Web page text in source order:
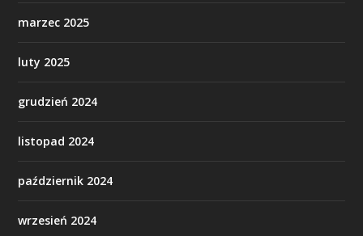
marzec 2025
luty 2025
grudzień 2024
listopad 2024
październik 2024
wrzesień 2024